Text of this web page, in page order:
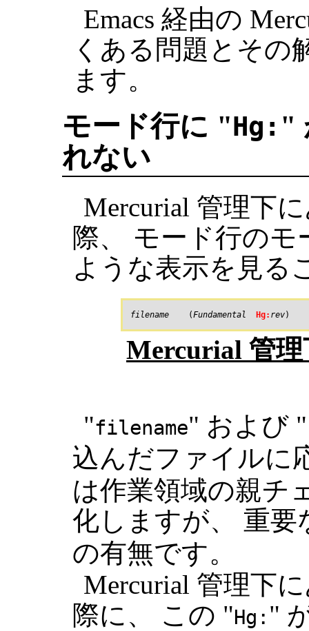
Emacs 経由の
くある問題とその
ます。
モード行に "Hg: "
れない
Mercurial 管理下
際、 モード行の
ような表示を見る
filename
    (
Fundamental Hg: rev
Mercurial 管
"filename" および "
込んだファイルに
は作業領域の親チ
化しますが、 重要
の有無です。
Mercurial 管理下
際に、 この "Hg: "